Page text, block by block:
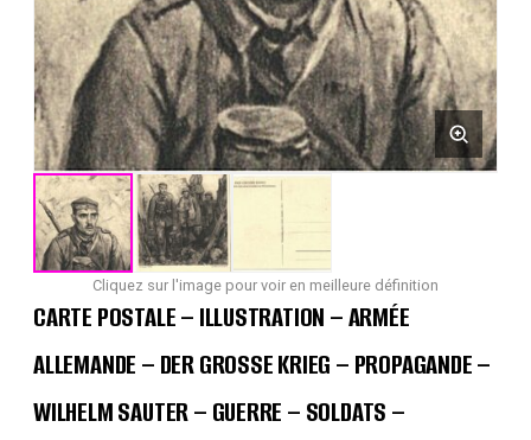
Cliquez sur l'image pour voir en meilleure définition
CARTE POSTALE – ILLUSTRATION – ARMÉE
ALLEMANDE – DER GROSSE KRIEG – PROPAGANDE –
WILHELM SAUTER – GUERRE – SOLDATS –